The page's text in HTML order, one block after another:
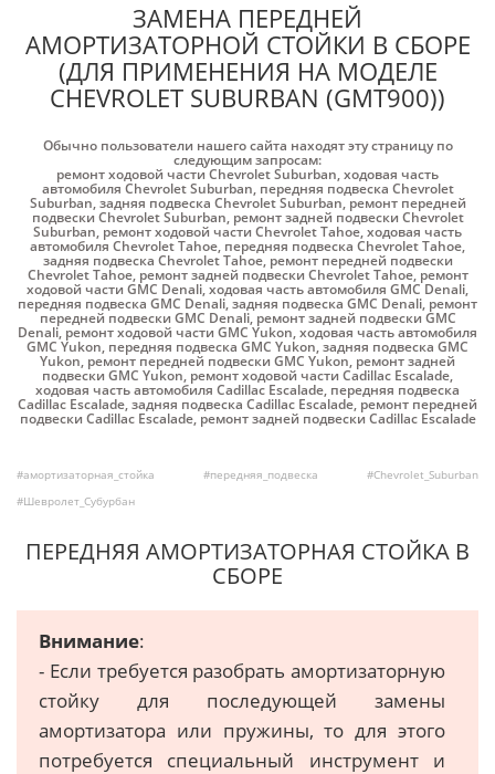
ЗАМЕНА ПЕРЕДНЕЙ
АМОРТИЗАТОРНОЙ СТОЙКИ В СБОРЕ
(ДЛЯ ПРИМЕНЕНИЯ НА МОДЕЛЕ
CHEVROLET SUBURBAN (GMT900))
Обычно пользователи нашего сайта находят эту страницу по
следующим запросам:
ремонт ходовой части Chevrolet Suburban,ходовая часть
автомобиля Chevrolet Suburban, передняя подвеска Chevrolet
Suburban,задняя подвеска Chevrolet Suburban, ремонт передней
подвески Chevrolet Suburban, ремонт задней подвески Chevrolet
Suburban, ремонт ходовой части Chevrolet Tahoe,ходовая часть
автомобиля Chevrolet Tahoe, передняя подвеска Chevrolet Tahoe,
задняя подвеска Chevrolet Tahoe, ремонт передней подвески
Chevrolet Tahoe, ремонт задней подвески Chevrolet Tahoe, ремонт
ходовой части GMC Denali,ходовая часть автомобиля GMC Denali,
передняя подвеска GMC Denali,задняя подвеска GMC Denali, ремонт
передней подвески GMC Denali, ремонт задней подвески GMC
Denali, ремонт ходовой части GMC Yukon,ходовая часть автомобиля
GMC Yukon, передняя подвеска GMC Yukon,задняя подвеска GMC
Yukon, ремонт передней подвески GMC Yukon, ремонт задней
подвески GMC Yukon, ремонт ходовой части Cadillac Escalade,
ходовая часть автомобиля Cadillac Escalade, передняя подвеска
Cadillac Escalade,задняя подвеска Cadillac Escalade, ремонт передней
подвески Cadillac Escalade, ремонт задней подвески Cadillac Escalade
#амортизаторная_стойка #передняя_подвеска
#Chevrolet_Suburban
#Шевролет_Субурбан
ПЕРЕДНЯЯ АМОРТИЗАТОРНАЯ СТОЙКА В
СБОРЕ
Внимание:
- Если требуется разобрать амортизаторную
стойку для последующей замены
амортизатора или пружины, то для этого
потребуется специальный инструмент и